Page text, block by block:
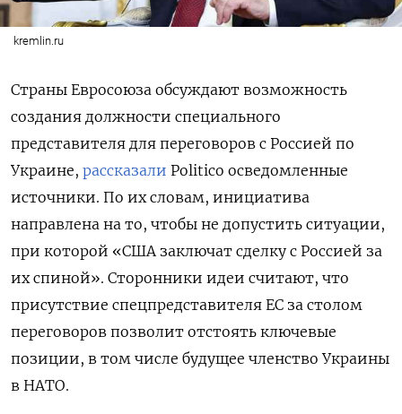
kremlin.ru
Страны Евросоюза обсуждают возможность
создания должности специального
представителя для переговоров с Россией по
Украине, рассказали Politico осведомленные
источники. По их словам, инициатива
направлена на то, чтобы не допустить ситуации,
при которой «США заключат сделку с Россией за
их спиной». Сторонники идеи считают, что
присутствие спецпредставителя ЕС за столом
переговоров позволит отстоять ключевые
позиции, в том числе будущее членство Украины
в НАТО.